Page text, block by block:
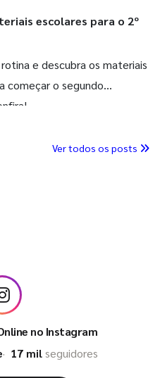
escolares para o 2º
e descubra os materiais
começar o segundo
Ver todos os posts
no Instagram
17 milseguidores